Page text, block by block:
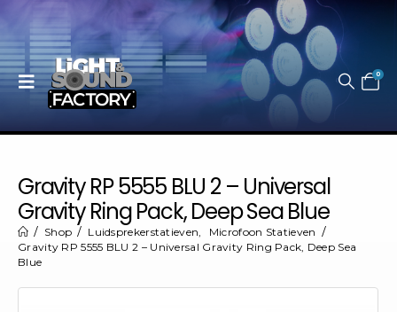
0
Gravity RP 5555 BLU 2 – Universal
Gravity Ring Pack, Deep Sea Blue
Shop Luidsprekerstatieven,
Microfoon Statieven
Gravity RP 5555 BLU 2 – Universal Gravity Ring Pack, Deep Sea
Blue